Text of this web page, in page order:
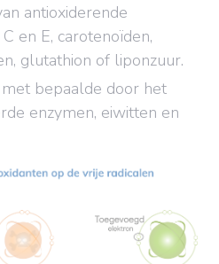
antioxiderende
en E, carotenoïden,
glutathion of liponzuur.
bepaalde door het
enzymen, eiwitten en